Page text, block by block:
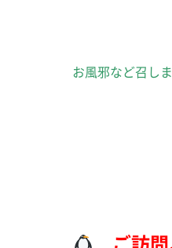
お風邪など召し